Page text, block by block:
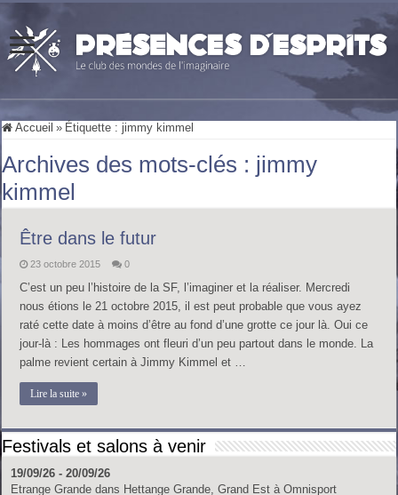
Accueil » Étiquette : jimmy kimmel
Archives des mots-clés : jimmy
kimmel
Être dans le futur
23 octobre 2015 0
C’est un peu l’histoire de la SF, l’imaginer et la réaliser. Mercredi
nous étions le 21 octobre 2015, il est peut probable que vous ayez
raté cette date à moins d’être au fond d’une grotte ce jour là. Oui ce
jour-là : Les hommages ont fleuri d’un peu partout dans le monde. La
palme revient certain à Jimmy Kimmel et …
Lire la suite »
Festivals et salons à venir
19/09/26 - 20/09/26
Etrange Grande dans Hettange Grande, Grand Est à Omnisport